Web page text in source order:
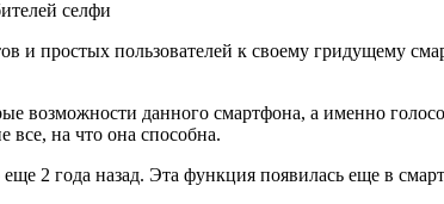
и простых пользователей к своему гридущему
данного смартфона, а именно
все, на что она способна.
2 года назад. Эта функция появилась еще в